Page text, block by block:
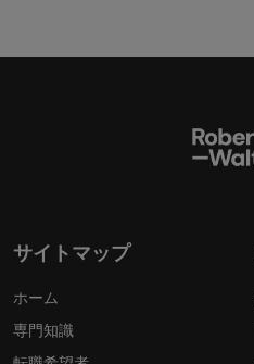
サイトマップ
ホーム
専門知識